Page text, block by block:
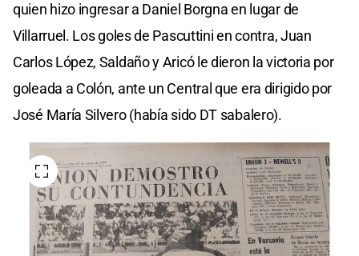
quien hizo ingresar a Daniel Borgna en lugar de
Villarruel. Los goles de Pascuttini en contra, Juan
Carlos López, Saldaño y Aricó le dieron la victoria por
goleada a Colón, ante un Central que era dirigido por
José María Silvero (había sido DT sabalero).